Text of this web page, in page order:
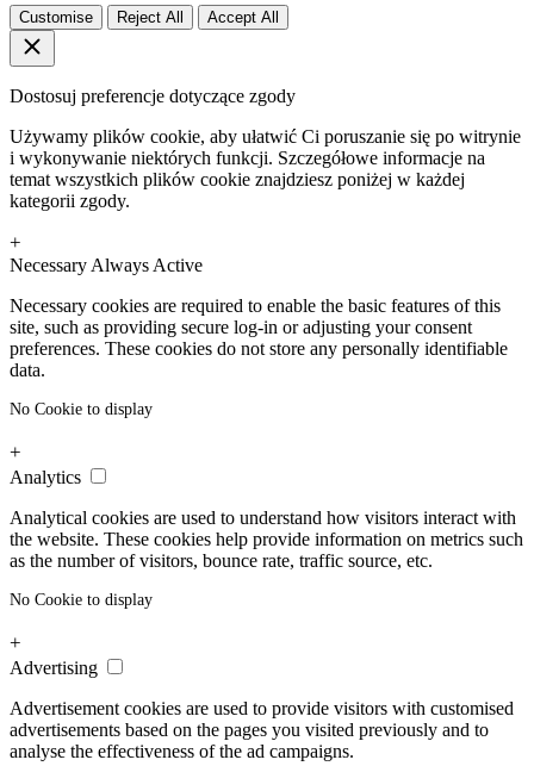
Customise Reject All Accept All
Dostosuj preferencje dotyczące zgody
Używamy plików cookie, aby ułatwić Ci poruszanie się po witrynie
i wykonywanie niektórych funkcji. Szczegółowe informacje na
temat wszystkich plików cookie znajdziesz poniżej w każdej
kategorii zgody.
+
Necessary Always Active
Necessary cookies are required to enable the basic features of this
site, such as providing secure log-in or adjusting your consent
preferences. These cookies do not store any personally identifiable
data.
No Cookie to display
+
Analytics
Analytical cookies are used to understand how visitors interact with
the website. These cookies help provide information on metrics such
as the number of visitors, bounce rate, traffic source, etc.
No Cookie to display
+
Advertising
Advertisement cookies are used to provide visitors with customised
advertisements based on the pages you visited previously and to
analyse the effectiveness of the ad campaigns.